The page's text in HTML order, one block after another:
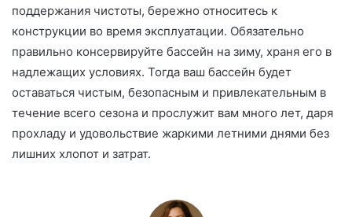
поддержания чистоты, бережно относитесь к
конструкции во время эксплуатации. Обязательно
правильно консервируйте бассейн на зиму, храня его в
надлежащих условиях. Тогда ваш бассейн будет
оставаться чистым, безопасным и привлекательным в
течение всего сезона и прослужит вам много лет, даря
прохладу и удовольствие жаркими летними днями без
лишних хлопот и затрат.